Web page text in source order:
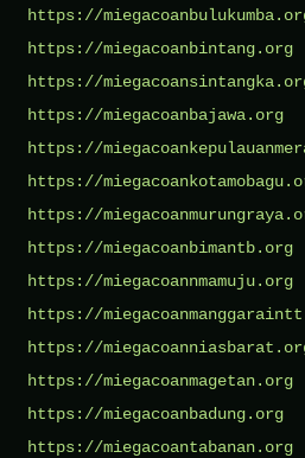
https://
https://miegacoanbintang.org
https://
https://miegacoanbajawa.org
https://
https://
https://
https://miegacoanbimantb.org
https://miegacoannmamuju.org
https://
https://
https://miegacoanmagetan.org
https://miegacoanbadung.org
https://miegacoantabanan.org